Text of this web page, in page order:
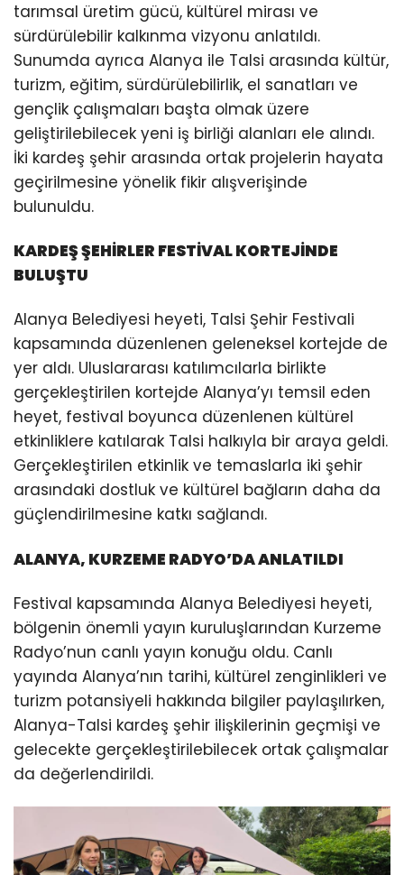
tarımsal üretim gücü, kültürel mirası ve
sürdürülebilir kalkınma vizyonu anlatıldı.
Sunumda ayrıca Alanya ile Talsi arasında kültür,
turizm, eğitim, sürdürülebilirlik, el sanatları ve
gençlik çalışmaları başta olmak üzere
geliştirilebilecek yeni iş birliği alanları ele alındı.
İki kardeş şehir arasında ortak projelerin hayata
geçirilmesine yönelik fikir alışverişinde
bulunuldu.
KARDEŞ ŞEHİRLER FESTİVAL KORTEJİNDE
BULUŞTU
Alanya Belediyesi heyeti, Talsi Şehir Festivali
kapsamında düzenlenen geleneksel kortejde de
yer aldı. Uluslararası katılımcılarla birlikte
gerçekleştirilen kortejde Alanya’yı temsil eden
heyet, festival boyunca düzenlenen kültürel
etkinliklere katılarak Talsi halkıyla bir araya geldi.
Gerçekleştirilen etkinlik ve temaslarla iki şehir
arasındaki dostluk ve kültürel bağların daha da
güçlendirilmesine katkı sağlandı.
ALANYA, KURZEME RADYO’DA ANLATILDI
Festival kapsamında Alanya Belediyesi heyeti,
bölgenin önemli yayın kuruluşlarından Kurzeme
Radyo’nun canlı yayın konuğu oldu. Canlı
yayında Alanya’nın tarihi, kültürel zenginlikleri ve
turizm potansiyeli hakkında bilgiler paylaşılırken,
Alanya-Talsi kardeş şehir ilişkilerinin geçmişi ve
gelecekte gerçekleştirilebilecek ortak çalışmalar
da değerlendirildi.